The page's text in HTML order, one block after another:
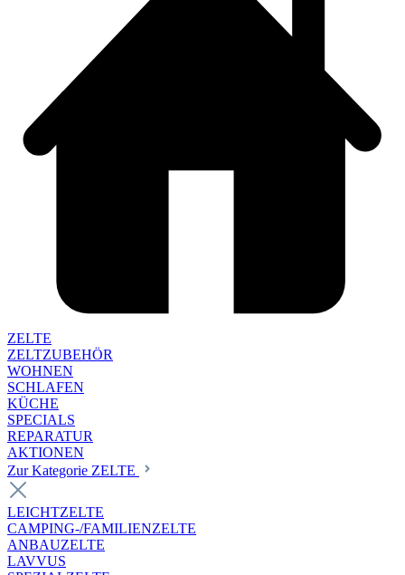
ZELTE
ZELTZUBEHÖR
WOHNEN
SCHLAFEN
KÜCHE
SPECIALS
REPARATUR
AKTIONEN
Zur Kategorie ZELTE
LEICHTZELTE
CAMPING-/FAMILIENZELTE
ANBAUZELTE
LAVVUS